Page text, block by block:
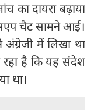
का दायरा बढ़ाया
चैट सामने आई।
में लिखा था
है कि यह संदेश
था।